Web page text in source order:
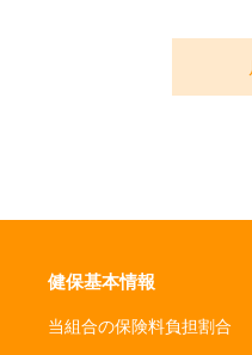
健保基本情報
当組合の保険料負担割合